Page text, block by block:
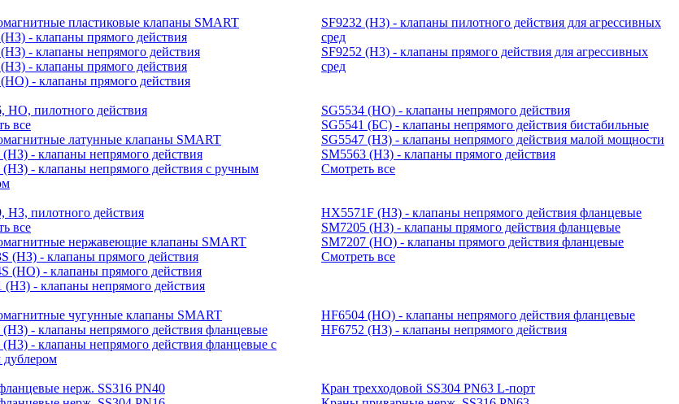
пластиковые клапаны SMART
(НЗ) - клапаны прямого действия
- клапаны непрямого действия
- клапаны прямого действия
(НО) - клапаны прямого действия
SF9232 (H3) - клапаны пилотного действия для агрессивных
сред
SF9252 (H3) - клапаны прямого действия для агрессивных
сред
НО, пилотного действия
все
латунные клапаны SMART
(НЗ) - клапаны непрямого действия
(НЗ) - клапаны непрямого действия с ручным
SG5534 (НО) - клапаны непрямого действия
SG5541 (БС) - клапаны непрямого действия бистабильные
SG5547 (НЗ) - клапаны непрямого действия малой мощности
SM5563 (НЗ) - клапаны прямого действия
Смотреть все
НЗ, пилотного действия
все
нержавеющие клапаны SMART
(НЗ) - клапаны прямого действия
(НО) - клапаны прямого действия
(НЗ) - клапаны непрямого действия
HX5571F (НЗ) - клапаны непрямого действия фланцевые
SM7205 (НЗ) - клапаны прямого действия фланцевые
SM7207 (НО) - клапаны прямого действия фланцевые
Смотреть все
чугунные клапаны SMART
(НЗ) - клапаны непрямого действия фланцевые
(Н3) - клапаны непрямого действия фланцевые с
HF6504 (НО) - клапаны непрямого действия фланцевые
HF6752 (НЗ) - клапаны непрямого действия
нерж. SS316 PN40
Кран трехходовой SS304 PN63 L-порт